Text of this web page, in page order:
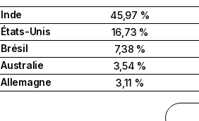
Inde
45,97 %
États-Unis
16,73 %
Brésil
7,38 %
Australie
3,54 %
Allemagne
3,11 %